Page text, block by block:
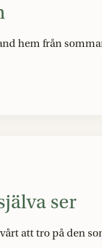
hem från
ser
att tro på den